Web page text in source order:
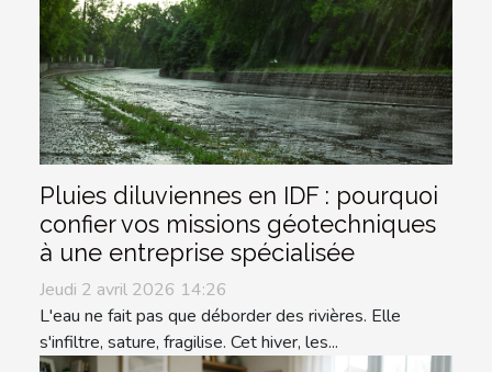
Pluies diluviennes en IDF : pourquoi
confier vos missions géotechniques
à une entreprise spécialisée
Jeudi 2 avril 2026 14:26
L'eau ne fait pas que déborder des rivières. Elle
s'infiltre, sature, fragilise. Cet hiver, les...